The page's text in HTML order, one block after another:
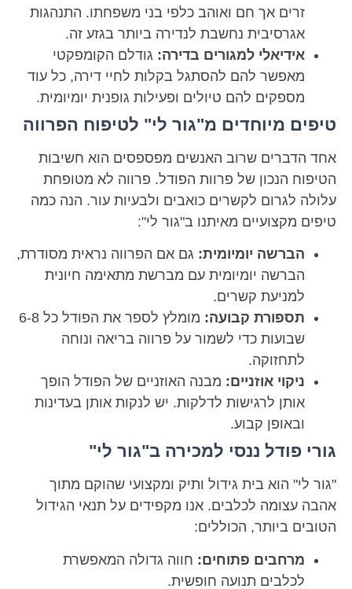
זרים אך חם ואוהב כלפי בני משפחתו. התנהגות
אגרסיבית נחשבת לנדירה ביותר בגזע זה.
אידיאלי למגורים בדירה: גודלם הקומפקטי
מאפשר להם להסתגל בקלות לחיי דירה, כל עוד
מספקים להם טיולים ופעילות גופנית יומיומית.
טיפים מיוחדים מ"גור לי" לטיפוח הפרווה
אחד הדברים שרוב האנשים מפספסים הוא חשיבות
הטיפוח הנכון של פרוות הפודל. פרווה לא מטופחת
עלולה לגרום לקשרים כואבים ולבעיות עור. הנה כמה
טיפים מקצועיים מאיתנו ב"גור לי":
הברשה יומיומית: גם אם הפרווה נראית מסודרת,
הברשה יומיומית עם מברשת מתאימה חיונית
למניעת קשרים.
תספורת קבועה:
מומלץ לספר את הפודל כל 6-8
שבועות כדי לשמור על פרווה בריאה ונוחה
לתחזוקה.
ניקוי אוזניים: מבנה האוזניים של הפודל הופך
אותן לרגישות לדלקות. יש לנקות אותן בעדינות
ובאופן קבוע.
גורי פודל ננסי למכירה ב"גור לי"
"גור לי" הוא בית גידול ותיק ומקצועי שהוקם מתוך
אהבה עצומה לכלבים. אנו מקפידים על תנאי הגידול
הטובים ביותר, הכוללים:
מרחבים פתוחים: חווה גדולה המאפשרת
לכלבים תנועה חופשית.